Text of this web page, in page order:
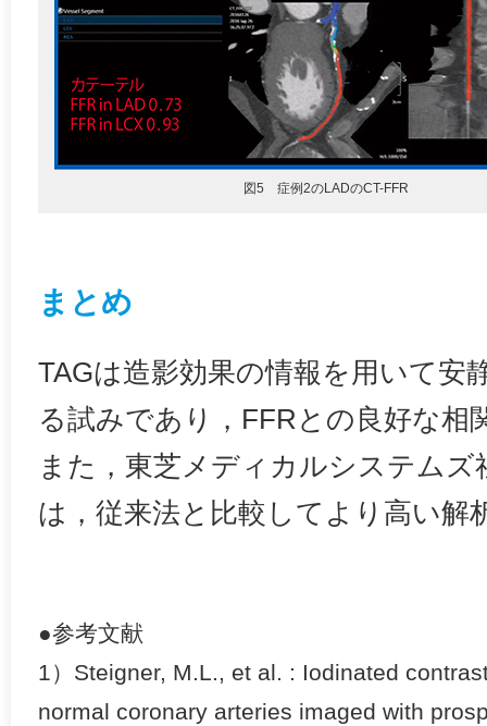
図5 症例2のLADのCT-FFR
まとめ
TAGは造影効果の情報を用いて安
る試みであり，FFRとの良好な相
また，東芝メディカルシステムズ
は，従来法と比較してより高い解
●参考文献
1）Steigner, M.L., et al. : Iodinated
normal coronary arteries imaged with